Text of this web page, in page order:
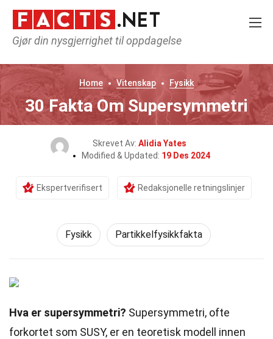
Gjør din nysgjerrighet til oppdagelse
Home Vitenskap Fysikk
30 Fakta Om Supersymmetri
Skrevet Av: Alidia Yates
Modified & Updated: 19 Des 2024
Ekspertverifisert Redaksjonelle retningslinjer
Fysikk Partikkelfysikkfakta
Hva er supersymmetri? Supersymmetri, ofte
forkortet som SUSY, er en teoretisk modell innen